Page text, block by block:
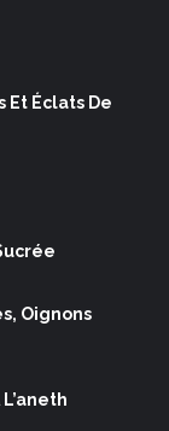
Et Éclats De
Oignons